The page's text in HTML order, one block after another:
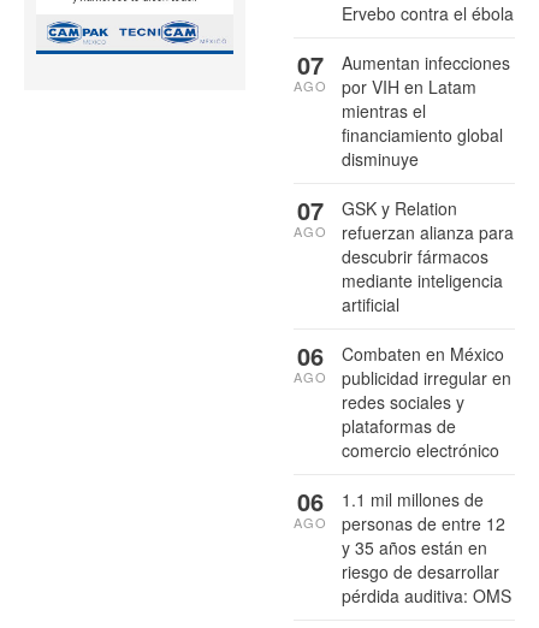
Ervebo contra el ébola
Aumentan infecciones
por VIH en Latam
mientras el
financiamiento global
disminuye
07
AGO
GSK y Relation
refuerzan alianza para
descubrir fármacos
mediante inteligencia
artificial
07
AGO
Combaten en México
publicidad irregular en
redes sociales y
plataformas de
comercio electrónico
06
AGO
1.1 mil millones de
personas de entre 12
y 35 años están en
riesgo de desarrollar
pérdida auditiva: OMS
06
AGO